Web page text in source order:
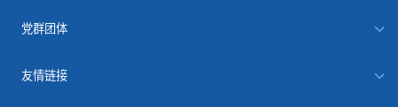
党群团体
友情链接